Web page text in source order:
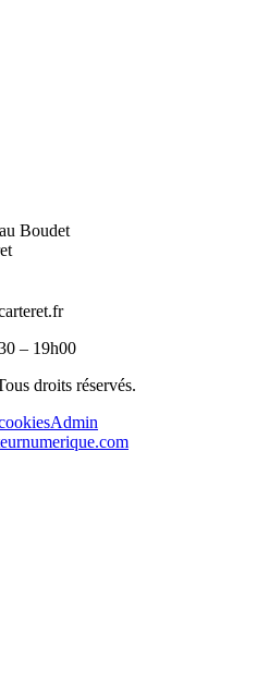
Boudet
– 19h00
droits réservés.
Admin